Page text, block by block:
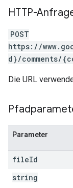
HTTP-
POST
https://
d}/comments/
Die URL
Parameter
fileId
string